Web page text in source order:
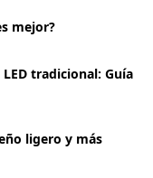
mejor?
tradicional: Guía
ligero y más